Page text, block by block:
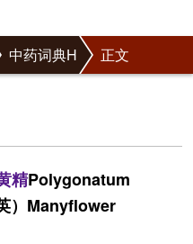
中药词典H 正文
精Polygonatum
）Manyflower